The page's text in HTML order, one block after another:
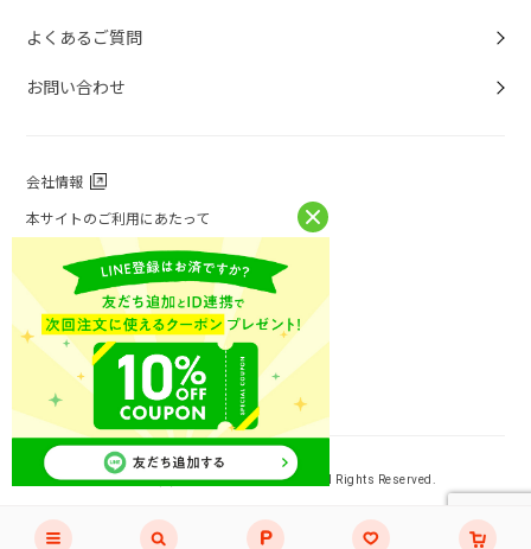
よくあるご質問
お問い合わせ
会社情報
本サイトのご利用にあたって
個人情報保護方針
個人情報取扱について
特定商取引法に基づく表記
お問い合わせ
ニチレイフーズ公式ホームページ
Copyright (C) NICHIREI FOODS INC. All Rights Reserved.